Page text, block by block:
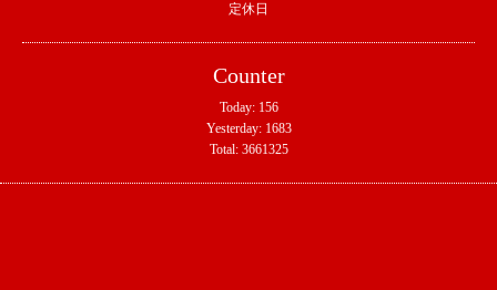
定休日
Counter
Today: 156
Yesterday: 1683
Total: 3661325